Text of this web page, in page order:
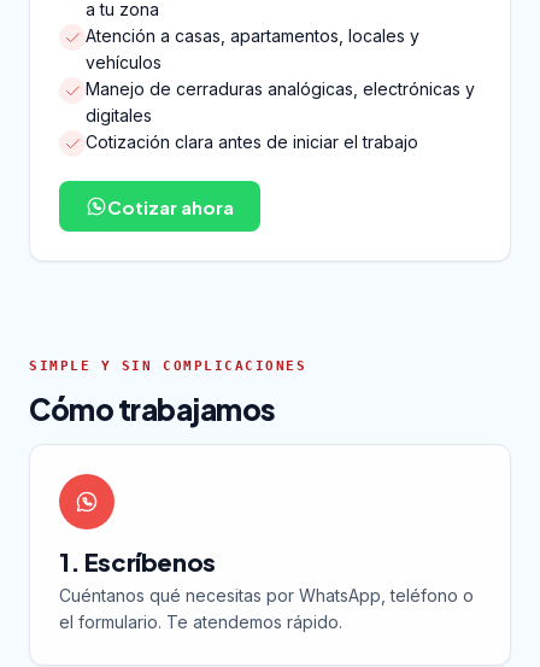
a tu zona
Atención a casas, apartamentos, locales y
vehículos
Manejo de cerraduras analógicas, electrónicas y
digitales
Cotización clara antes de iniciar el trabajo
Cotizar ahora
SIMPLE Y SIN COMPLICACIONES
Cómo trabajamos
1. Escríbenos
Cuéntanos qué necesitas por WhatsApp, teléfono o
el formulario. Te atendemos rápido.